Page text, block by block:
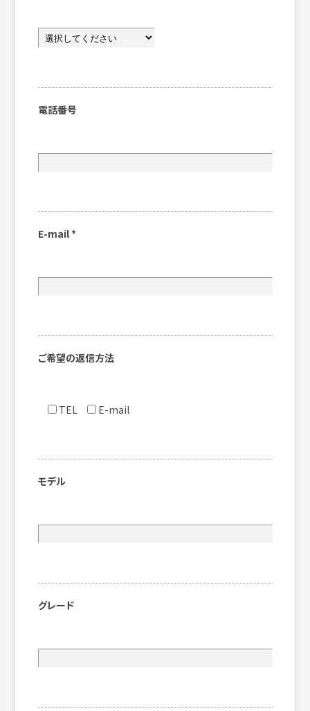
電話番号
E-mail *
ご希望の返信方法
TEL E-mail
モデル
グレード